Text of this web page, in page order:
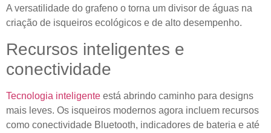
A versatilidade do grafeno o torna um divisor de águas na
criação de isqueiros ecológicos e de alto desempenho.
Recursos inteligentes e
conectividade
Tecnologia inteligente está abrindo caminho para designs
mais leves. Os isqueiros modernos agora incluem recursos
como conectividade Bluetooth, indicadores de bateria e até